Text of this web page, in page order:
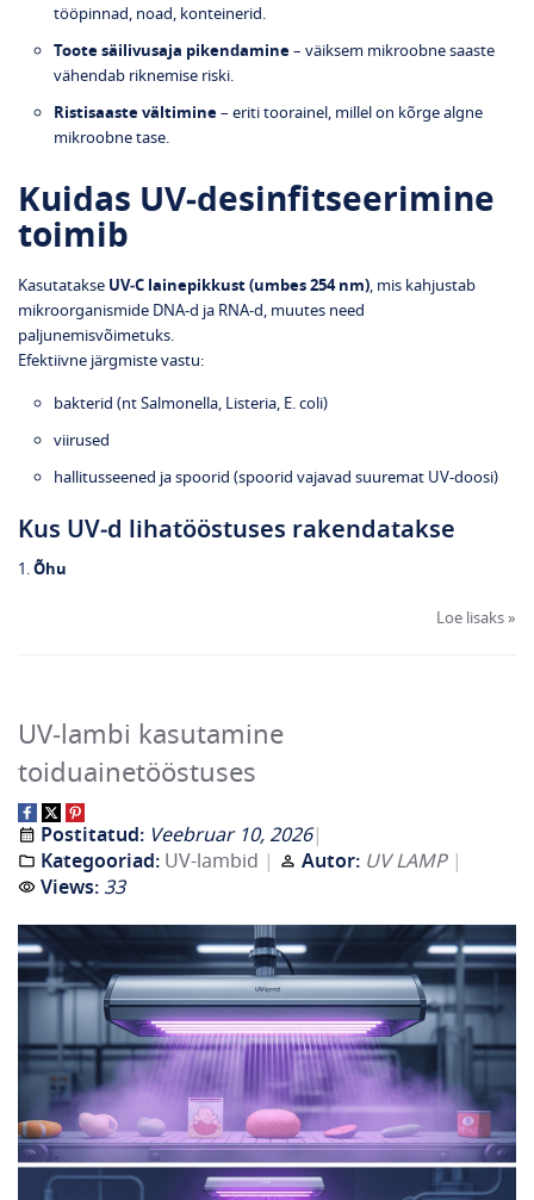
tööpinnad, noad, konteinerid.
Toote säilivusaja pikendamine– väiksem mikroobne saaste
vähendab riknemise riski.
Ristisaaste vältimine– eriti toorainel, millel on kõrge algne
mikroobne tase.
Kuidas UV‑desinfitseerimine
toimib
Kasutatakse UV‑C lainepikkust (umbes 254 nm), mis kahjustab
mikroorganismide DNA‑d ja RNA‑d, muutes need
paljunemisvõimetuks.
Efektiivne järgmiste vastu:
bakterid (nt Salmonella, Listeria, E. coli)
viirused
hallitusseened ja spoorid (spoorid vajavad suuremat UV‑doosi)
Kus UV‑d lihatööstuses rakendatakse
1.Õhu
Loe lisaks »
UV‑lambi kasutamine
toiduainetööstuses
Postitatud: Veebruar 10, 2026
Kategooriad: UV-lambid Autor: UV LAMP
Views: 33